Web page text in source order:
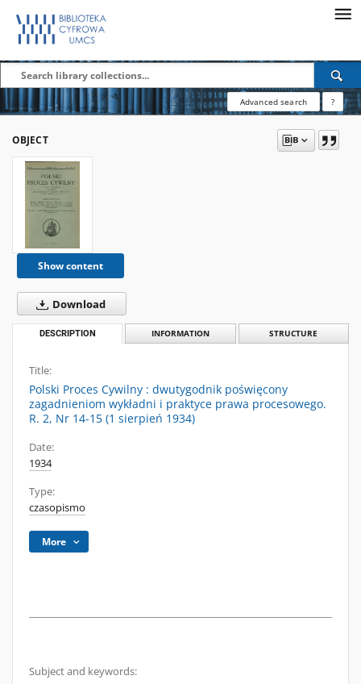
Advanced search ?
OBJECT
Show content
Download
DESCRIPTION INFORMATION STRUCTURE
Title:
Polski Proces Cywilny : dwutygodnik poświęcony
zagadnieniom wykładni i praktyce prawa procesowego.
R. 2, Nr 14-15 (1 sierpień 1934)
Date:
1934
Type:
czasopismo
More
Subject and keywords: